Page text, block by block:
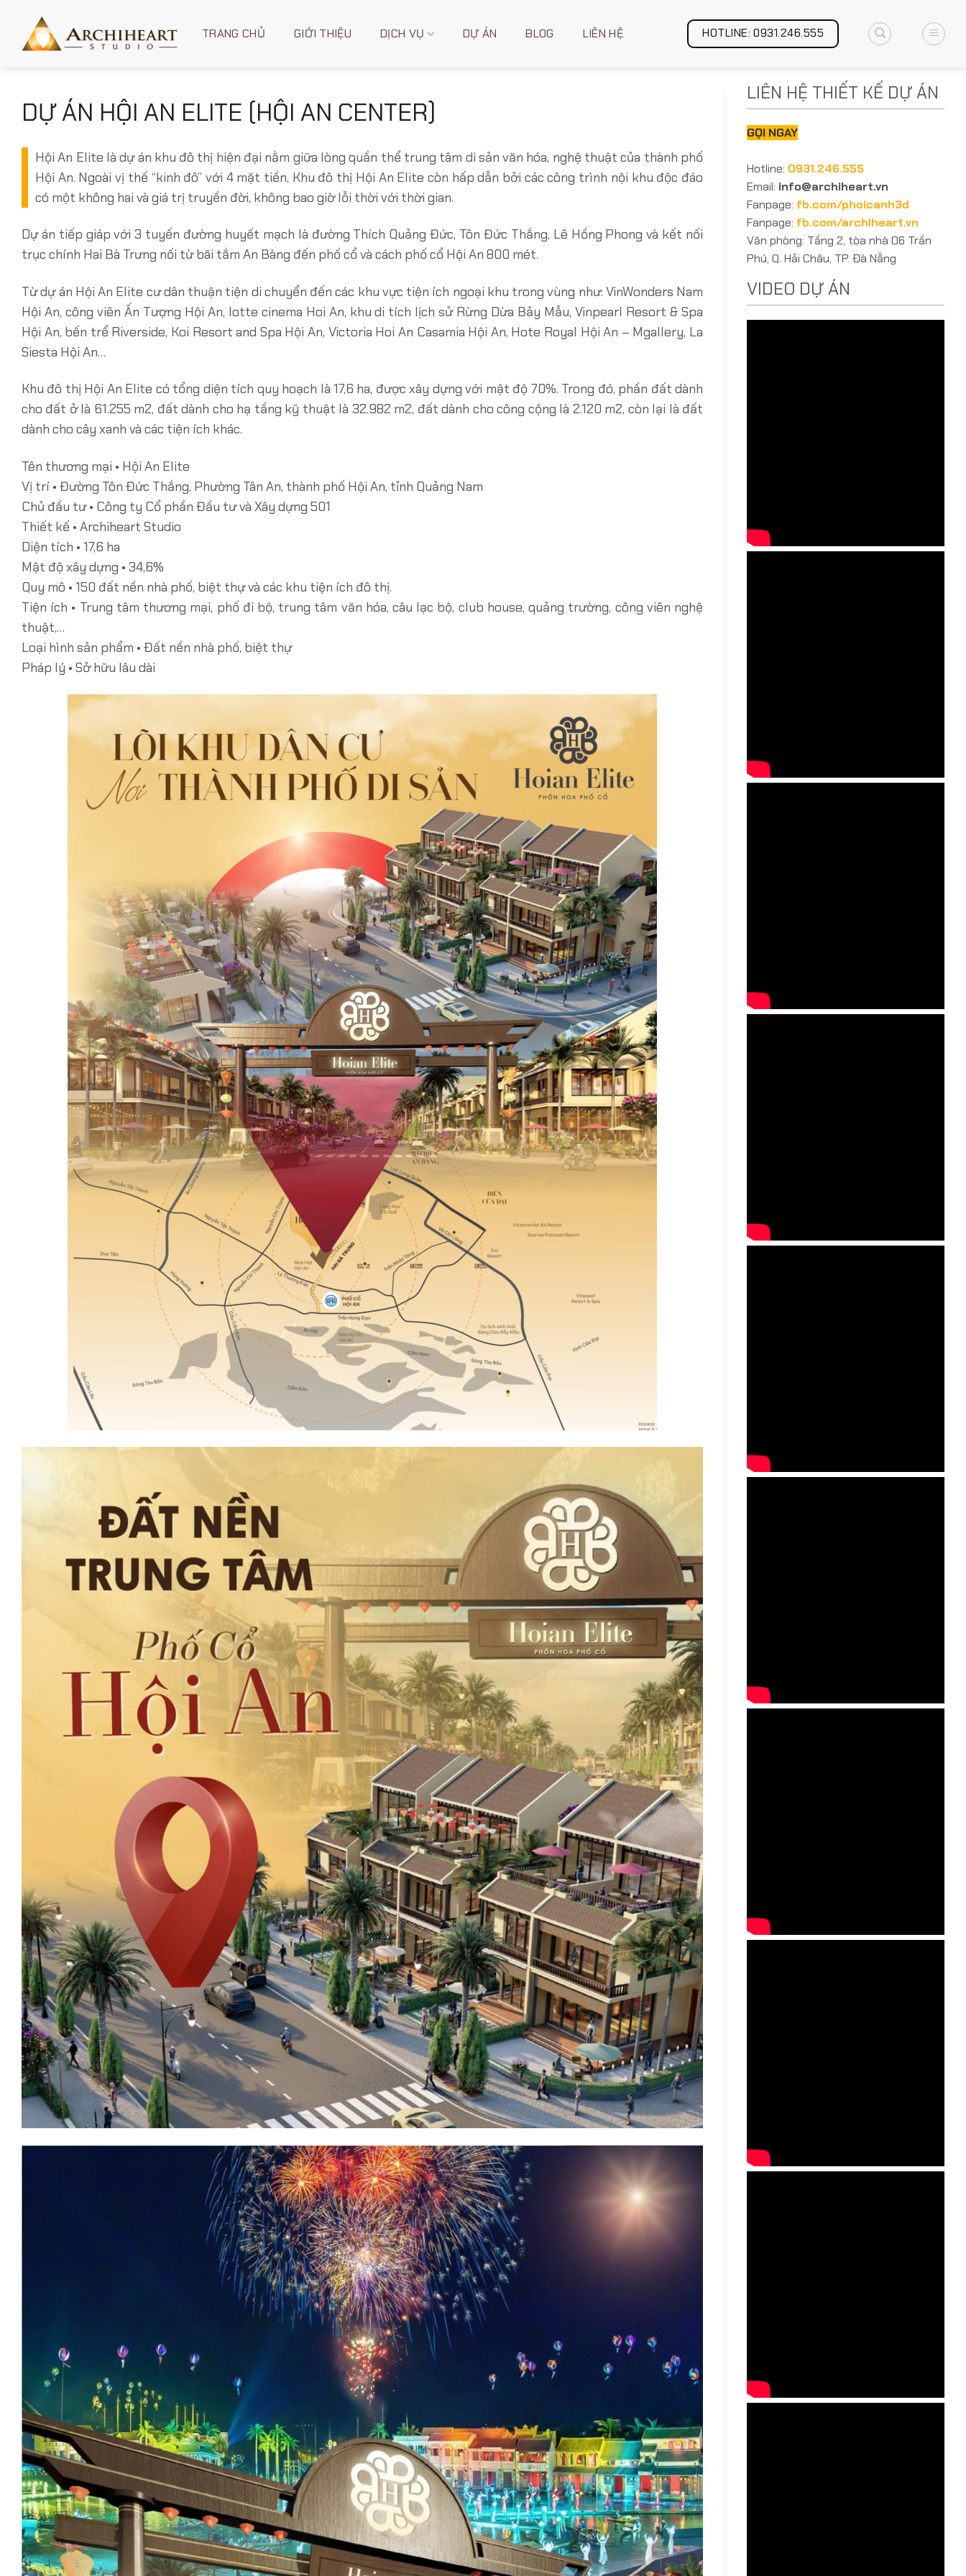
TRANG CHỦ GIỚI THIỆU DỊCH VỤ DỰ ÁN BLOG LIÊN HỆ HOTLINE: 0931.246.555
DỰ ÁN HỘI AN ELITE (HỘI AN CENTER)
Hội An Elite là dự án khu đô thị hiện đại nằm giữa lòng quần thể trung tâm di sản văn hóa, nghệ thuật của thành phố
Hội An. Ngoài vị thế “kinh đô” với 4 mặt tiền, Khu đô thị Hội An Elite còn hấp dẫn bởi các công trình nội khu độc đáo
có một không hai và giá trị truyền đời, không bao giờ lỗi thời với thời gian.
Dự án tiếp giáp với 3 tuyến đường huyết mạch là đường Thích Quảng Đức, Tôn Đức Thắng, Lê Hồng Phong và kết nối
trục chính Hai Bà Trưng nối từ bãi tắm An Bàng đến phố cổ và cách phố cổ Hội An 800 mét.
Từ dự án Hội An Elite cư dân thuận tiện di chuyển đến các khu vực tiện ích ngoại khu trong vùng như: VinWonders Nam
Hội An, công viên Ấn Tượng Hội An, lotte cinema Hoi An, khu di tích lịch sử Rừng Dừa Bảy Mẫu, Vinpearl Resort & Spa
Hội An, bến trể Riverside, Koi Resort and Spa Hội An, Victoria Hoi An Casamia Hội An, Hote Royal Hội An – Mgallery, La
Siesta Hội An…
Khu đô thị Hội An Elite có tổng diện tích quy hoạch là 17,6 ha, được xây dựng với mật độ 70%. Trong đó, phần đất dành
cho đất ở là 61.255 m2, đất dành cho hạ tầng kỹ thuật là 32.982 m2, đất dành cho công cộng là 2.120 m2, còn lại là đất
dành cho cây xanh và các tiện ích khác.
Tên thương mại • Hội An Elite
Vị trí • Đường Tôn Đức Thắng, Phường Tân An, thành phố Hội An, tỉnh Quảng Nam
Chủ đầu tư • Công ty Cổ phần Đầu tư và Xây dựng 501
Thiết kế • Archiheart Studio
Diện tích • 17,6 ha
Mật độ xây dựng • 34,6%
Quy mô • 150 đất nền nhà phố, biệt thự và các khu tiện ích đô thị.
Tiện ích • Trung tâm thương mại, phố đi bộ, trung tâm văn hóa, câu lạc bộ, club house, quảng trường, công viên nghệ
thuật,…
Loại hình sản phẩm • Đất nền nhà phố, biệt thự
Pháp lý • Sở hữu lâu dài
LIÊN HỆ THIẾT KẾ DỰ ÁN
GỌI NGAY
Hotline: 0931.246.555
Email: info@archiheart.vn
Fanpage: fb.com/phoicanh3d
Fanpage: fb.com/archiheart.vn
Văn phòng: Tầng 2, tòa nhà 06 Trần
Phú, Q. Hải Châu, TP. Đà Nẵng
VIDEO DỰ ÁN